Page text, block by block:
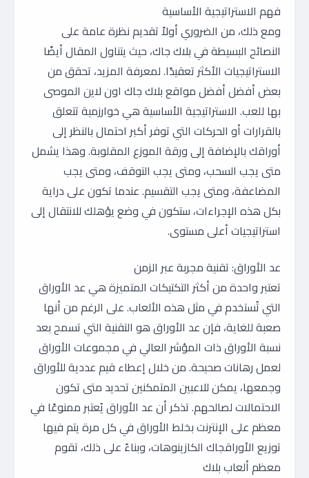
فهم الاستراتيجية الأساسية
ومع ذلك، من الضروري أولاً تقديم نظرة عامة على
النصائح البسيطة في بلاك جاك، حيث يتناول المقال أيضًا
الاستراتيجيات الأكثر تعقيدًا. لمعرفة المزيد، تحقق من
بعض أفضل أفضل مواقع بلاك جاك اون لاين الموصى
بها للعب. الاستراتيجية الأساسية هي خوارزمية تتعلق
بالقرارات أو الحركات التي توفر أكبر احتمال بالنظر إلى
أوراقك بالإضافة إلى ورقة الموزع المقلوبة. وهذا يشمل
متى يجب السحب، ومتى يجب التوقف، ومتى يجب
المضاعفة، ومتى يجب التقسيم. عندما تكون على دراية
بكل هذه الإجراءات، ستكون في وضع يؤهلك للانتقال إلى
استراتيجيات أعلى مستوى.
عد الأوراق: تقنية مجربة عبر الزمن
تعتبر واحدة من أكثر التكتيكات المتميزة هي عد الأوراق
التي تُستخدم في مثل هذه الألعاب. على الرغم من أنها
صعبة للغاية، فإن عد الأوراق هو التقنية التي تسمح بعد
نسبة الأوراق ذات المؤشر العالي في مجموعات الأوراق
لعمل رهانات صحيحة. من خلال إعطاء قيم عددية للأوراق
وجمعها، يمكن للاعبين المتمكنين تحديد متى تكون
الاحتمالات لصالحهم. تذكر أن عد الأوراق يُعتبر ممنوعًا في
معظم على الإنترنت بخلط الأوراق في كل مرة يتم فيها
توزيع الأوراقجاك الكازينوهات، وبناءً على ذلك، تقوم
معظم ألعاب بلاك